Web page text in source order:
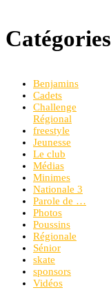
Catégories
Benjamins
Cadets
Challenge
Régional
freestyle
Jeunesse
Le club
Médias
Minimes
Nationale 3
Parole de …
Photos
Poussins
Régionale
Sénior
skate
sponsors
Vidéos